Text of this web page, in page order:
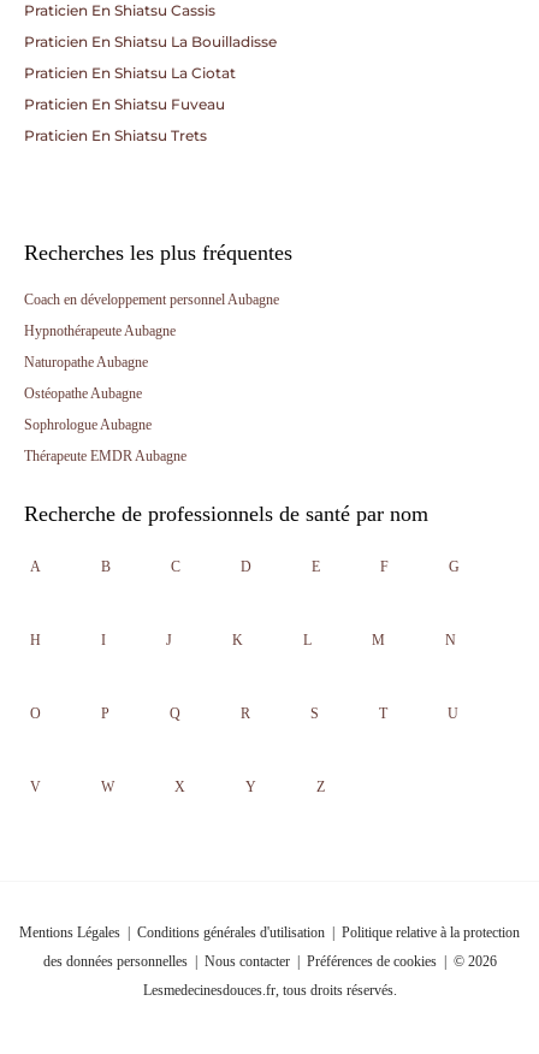
Praticien En Shiatsu Cassis
Praticien En Shiatsu La Bouilladisse
Praticien En Shiatsu La Ciotat
Praticien En Shiatsu Fuveau
Praticien En Shiatsu Trets
Recherches les plus fréquentes
Coach en développement personnel Aubagne
Hypnothérapeute Aubagne
Naturopathe Aubagne
Ostéopathe Aubagne
Sophrologue Aubagne
Thérapeute EMDR Aubagne
Recherche de professionnels de santé par nom
A B C D E F G
H I J K L M N
O P Q R S T U
V W X Y Z
Mentions Légales Conditions générales d'utilisation
Politique relative à la protection
des données personnelles| Nous contacter| Préférences de cookies| © 2026
Lesmedecinesdouces.fr, tous droits réservés.